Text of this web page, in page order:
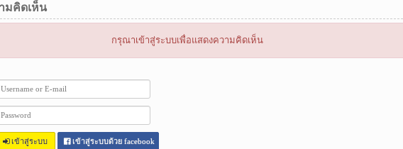
มคิดเห็น
กรุณาเข้าสู่ระบบเพื่อแสดงความคิดเห็น
เข้าสู่ระบบ เข้าสู่ระบบด้วย facebook